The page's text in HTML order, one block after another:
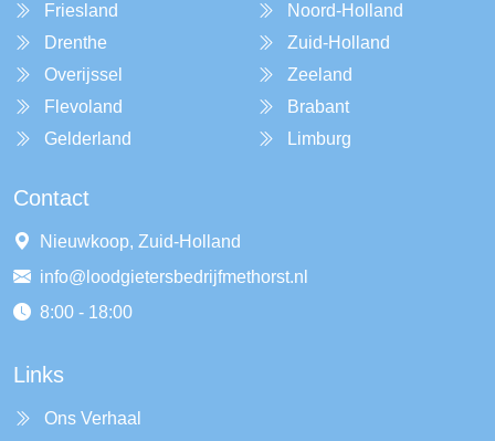
Friesland
Drenthe
Overijssel
Flevoland
Gelderland
Noord-Holland
Zuid-Holland
Zeeland
Brabant
Limburg
Contact
Nieuwkoop, Zuid-Holland
info@loodgietersbedrijfmethorst.nl
8:00 - 18:00
Links
Ons Verhaal